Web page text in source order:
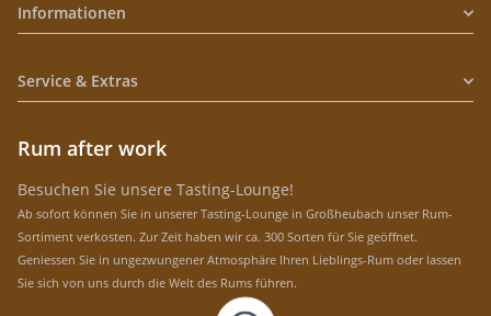
Informationen
Service & Extras
Rum after work
Besuchen Sie unsere Tasting-Lounge!
Ab sofort können Sie in unserer Tasting-Lounge in Großheubach unser Rum-
Sortiment verkosten. Zur Zeit haben wir ca. 300 Sorten für Sie geöffnet.
Geniessen Sie in ungezwungener Atmosphäre Ihren Lieblings-Rum oder lassen
Sie sich von uns durch die Welt des Rums führen.